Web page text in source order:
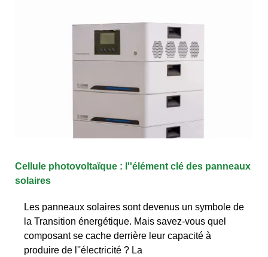
Cellule photovoltaïque : l''élément clé des panneaux
solaires
Les panneaux solaires sont devenus un symbole de
la Transition énergétique. Mais savez-vous quel
composant se cache derrière leur capacité à
produire de l''électricité ? La